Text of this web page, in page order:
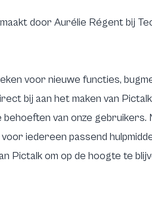
door Aurélie Régent bij
voor nieuwe functies,
bij aan het maken van
van onze
iedereen passend
Pictalk om op de hoogte te